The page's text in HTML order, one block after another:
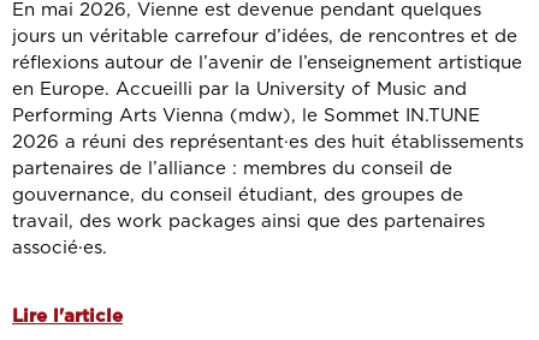
En mai 2026, Vienne est devenue pendant quelques
jours un véritable carrefour d’idées, de rencontres et de
réflexions autour de l’avenir de l’enseignement artistique
en Europe. Accueilli par la University of Music and
Performing Arts Vienna (mdw), le Sommet IN.TUNE
2026 a réuni des représentant·es des huit établissements
partenaires de l’alliance : membres du conseil de
gouvernance, du conseil étudiant, des groupes de
travail, des work packages ainsi que des partenaires
associé·es.
Lire l'article